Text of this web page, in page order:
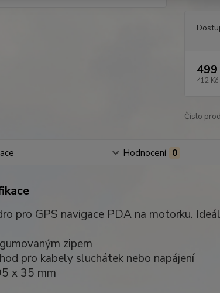
499
412 Kč
Číslo
Hodnocení 0
pro GPS navigace PDA na motorku.
zipem
pro kabely sluchátek nebo napájení
x 35 mm